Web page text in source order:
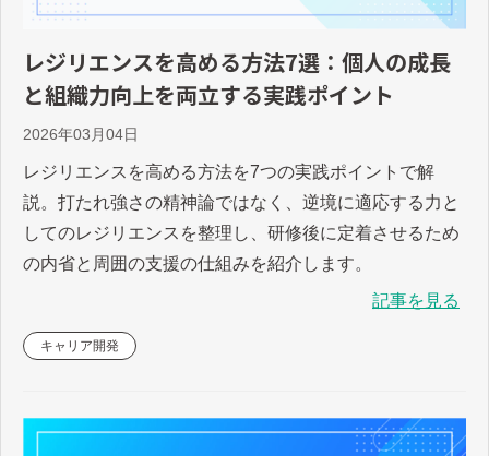
レジリエンスを高める方法7選：個人の成長
と組織力向上を両立する実践ポイント
2026年03月04日
レジリエンスを高める方法を7つの実践ポイントで解
説。打たれ強さの精神論ではなく、逆境に適応する力と
してのレジリエンスを整理し、研修後に定着させるため
の内省と周囲の支援の仕組みを紹介します。
記事を見る
キャリア開発